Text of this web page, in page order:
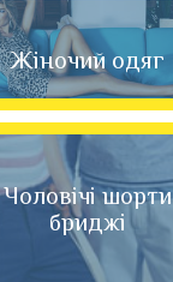
Жіночий одяг
Чоловічі шорти
бриджі